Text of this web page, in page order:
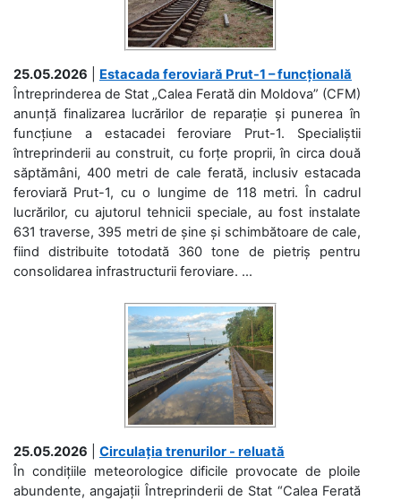
25.05.2026
Estacada feroviară Prut-1 – funcțională
Întreprinderea de Stat „Calea Ferată din Moldova” (CFM)
anunță finalizarea lucrărilor de reparație și punerea în
funcțiune a estacadei feroviare Prut-1. Specialiștii
întreprinderii au construit, cu forțe proprii, în circa două
săptămâni, 400 metri de cale ferată, inclusiv estacada
feroviară Prut-1, cu o lungime de 118 metri. În cadrul
lucrărilor, cu ajutorul tehnicii speciale, au fost instalate
631 traverse, 395 metri de șine și schimbătoare de cale,
fiind distribuite totodată 360 tone de pietriș pentru
consolidarea infrastructurii feroviare. ...
25.05.2026
Circulația trenurilor - reluată
În condițiile meteorologice dificile provocate de ploile
abundente, angajații Întreprinderii de Stat “Calea Ferată